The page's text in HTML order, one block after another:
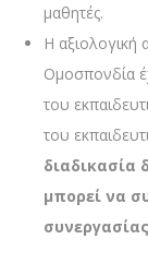
μαθητές.
Η αξιολογική
Ομοσπονδία
του
του
διαδικασία
μπορεί να